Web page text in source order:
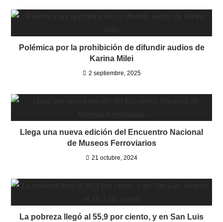
Polémica por la prohibición de difundir audios de
Karina Milei
2 septiembre, 2025
Llega una nueva edición del Encuentro Nacional
de Museos Ferroviarios
21 octubre, 2024
La pobreza llegó al 55,9 por ciento, y en San Luis